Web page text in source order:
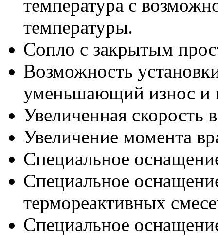
температура с
температуры.
Сопло с закрытым
Возможность
уменьшающий износ и
Увеличенная скорость
Увеличение момента
Специальное
Специальное
термореактивных
Специальное